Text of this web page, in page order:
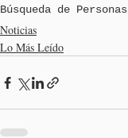
Búsqueda de Personas
Noticias
Lo Más Leído